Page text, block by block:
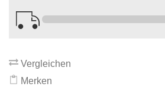
Vergleichen
Merken